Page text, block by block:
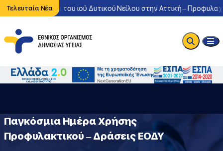
Τελευταία Νέα
κυκλοφορία του ιού Δυτικού Νείλου στην Αττική –
Παγκόσμια Ημέρα Χρήσης
Προφυλακτικού – Δράσεις ΕΟΔΥ